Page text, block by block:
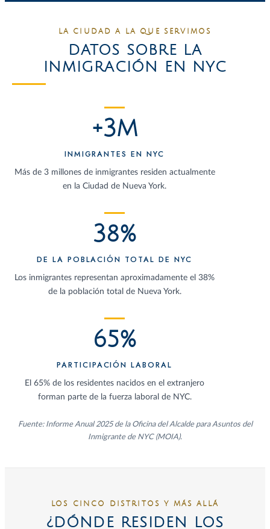
LA CIUDAD A LA QUE SERVIMOS
DATOS SOBRE LA
INMIGRACIÓN EN NYC
+3M
INMIGRANTES EN NYC
Más de 3 millones de inmigrantes residen actualmente
en la Ciudad de Nueva York.
38%
DE LA POBLACIÓN TOTAL DE NYC
Los inmigrantes representan aproximadamente el 38%
de la población total de Nueva York.
65%
PARTICIPACIÓN LABORAL
El 65% de los residentes nacidos en el extranjero
forman parte de la fuerza laboral de NYC.
Fuente: Informe Anual 2025 de la Oficina del Alcalde para Asuntos del
Inmigrante de NYC (MOIA).
LOS CINCO DISTRITOS Y MÁS ALLÁ
¿DÓNDE RESIDEN LOS